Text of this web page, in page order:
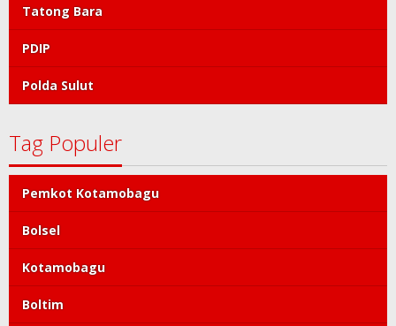
Tatong Bara
PDIP
Polda Sulut
Tag Populer
Pemkot Kotamobagu
Bolsel
Kotamobagu
Boltim